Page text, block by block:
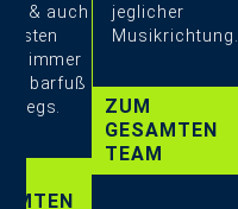
& auch
immer
barfuß
jeglicher
Musikrichtung.
ZUM
GESAMTEN
TEAM